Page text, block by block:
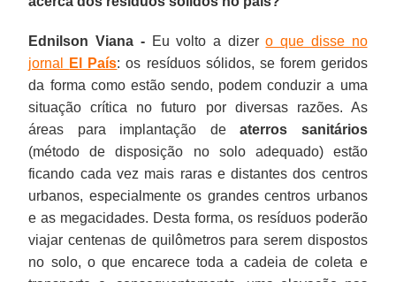
Ednilson Viana -Eu volto a dizero que disse no
jornal
El País: os resíduos sólidos, se forem geridos
da forma como estão sendo, podem conduzir a uma
situação crítica no futuro por diversas razões. As
áreas para implantação deaterros sanitários
(método de disposição no solo adequado) estão
ficando cada vez mais raras e distantes dos centros
urbanos, especialmente os grandes centros urbanos
e as megacidades. Desta forma, os resíduos poderão
viajar centenas de quilômetros para serem dispostos
no solo, o que encarece toda a cadeia de coleta e